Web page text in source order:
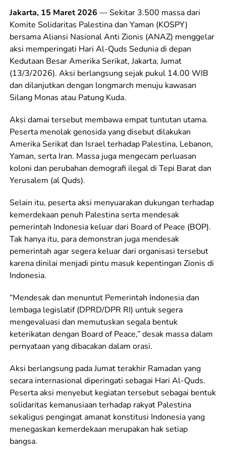
Jakarta, 15 Maret 2026 — Sekitar 3.500 massa dari
Komite Solidaritas Palestina dan Yaman (KOSPY)
bersama Aliansi Nasional Anti Zionis (ANAZ) menggelar
aksi memperingati Hari Al-Quds Sedunia di depan
Kedutaan Besar Amerika Serikat, Jakarta, Jumat
(13/3/2026). Aksi berlangsung sejak pukul 14.00 WIB
dan dilanjutkan dengan longmarch menuju kawasan
Silang Monas atau Patung Kuda.
Aksi damai tersebut membawa empat tuntutan utama.
Peserta menolak genosida yang disebut dilakukan
Amerika Serikat dan Israel terhadap Palestina, Lebanon,
Yaman, serta Iran. Massa juga mengecam perluasan
koloni dan perubahan demografi ilegal di Tepi Barat dan
Yerusalem (al Quds).
Selain itu, peserta aksi menyuarakan dukungan terhadap
kemerdekaan penuh Palestina serta mendesak
pemerintah Indonesia keluar dari Board of Peace (BOP).
Tak hanya itu, para demonstran juga mendesak
pemerintah agar segera keluar dari organisasi tersebut
karena dinilai menjadi pintu masuk kepentingan Zionis di
Indonesia.
“Mendesak dan menuntut Pemerintah Indonesia dan
lembaga legislatif (DPRD/DPR RI) untuk segera
mengevaluasi dan memutuskan segala bentuk
keterikatan dengan Board of Peace,” desak massa dalam
pernyataan yang dibacakan dalam orasi.
Aksi berlangsung pada Jumat terakhir Ramadan yang
secara internasional diperingati sebagai Hari Al-Quds.
Peserta aksi menyebut kegiatan tersebut sebagai bentuk
solidaritas kemanusiaan terhadap rakyat Palestina
sekaligus pengingat amanat konstitusi Indonesia yang
menegaskan kemerdekaan merupakan hak setiap
bangsa.